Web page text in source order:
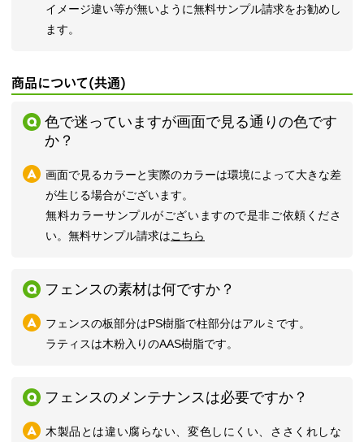
イメージ違い等が無いように無料サンプル請求をお勧めし
ます。
商品について(共通)
色で迷っていますが画面で見る通りの色です
か？
画面で見るカラーと実際のカラーは環境によって大きな差
が生じる場合がございます。
無料カラーサンプルがございますので是非ご依頼くださ
い。無料サンプル請求はこちら
フェンスの素材は何ですか？
フェンスの板部分はPS樹脂で柱部分はアルミです。
ラティスは木粉入りのAAS樹脂です。
フェンスのメンテナンスは必要ですか？
木製品とは違い腐らない、変色しにくい、ささくれしな